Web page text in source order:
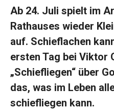
Ab 24. Juli spielt im
Rathauses wieder
auf. Schieflachen
ersten Tag bei Viktor
„Schiefliegen“ über
das, was im Leben
schiefliegen kann.